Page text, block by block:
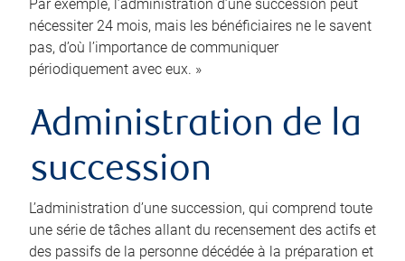
Par exemple, l’administration d’une succession peut
nécessiter 24 mois, mais les bénéficiaires ne le savent
pas, d’où l’importance de communiquer
périodiquement avec eux. »
Administration de la
succession
L’administration d’une succession, qui comprend toute
une série de tâches allant du recensement des actifs et
des passifs de la personne décédée à la préparation et